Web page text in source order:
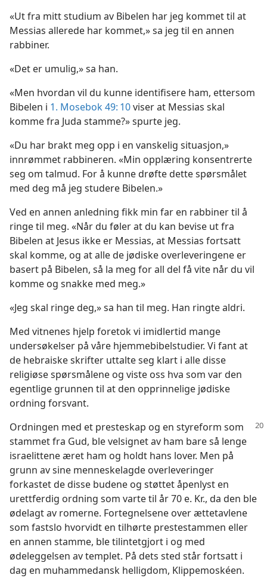
«Ut fra mitt studium av Bibelen har jeg kommet til at
Messias allerede har kommet,» sa jeg til en annen
rabbiner.
«Det er umulig,» sa han.
«Men hvordan vil du kunne identifisere ham, ettersom
Bibelen i 1. Mosebok 49: 10viser at Messias skal
komme fra Juda stamme?» spurte jeg.
«Du har brakt meg opp i en vanskelig situasjon,»
innrømmet rabbineren. «Min opplæring konsentrerte
seg om talmud. For å kunne drøfte dette spørsmålet
med deg må jeg studere Bibelen.»
Ved en annen anledning fikk min far en rabbiner til å
ringe til meg. «Når du føler at du kan bevise ut fra
Bibelen at Jesus ikke er Messias, at Messias fortsatt
skal komme, og at alle de jødiske overleveringene er
basert på Bibelen, så la meg for all del få vite når du vil
komme og snakke med meg.»
«Jeg skal ringe deg,» sa han til meg. Han ringte aldri.
Med vitnenes hjelp foretok vi imidlertid mange
undersøkelser på våre hjemmebibelstudier. Vi fant at
de hebraiske skrifter uttalte seg klart i alle disse
religiøse spørsmålene og viste oss hva som var den
egentlige grunnen til at den opprinnelige jødiske
ordning forsvant.
Ordningen med et presteskap og en styreform som
stammet fra Gud, ble velsignet av ham bare så lenge
israelittene æret ham og holdt hans lover. Men på
grunn av sine menneskelagde overleveringer
forkastet de disse budene og støttet åpenlyst en
urettferdig ordning som varte til år 70 e. Kr., da den ble
ødelagt av romerne. Fortegnelsene over ættetavlene
som fastslo hvorvidt en tilhørte prestestammen eller
en annen stamme, ble tilintetgjort i og med
ødeleggelsen av templet. På dets sted står fortsatt i
dag en muhammedansk helligdom, Klippemoskéen.